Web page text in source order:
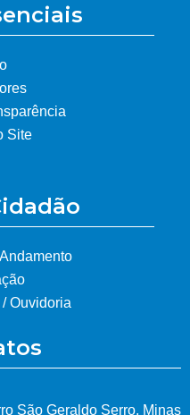
Site
Ouvidoria
São Geraldo Serro, Minas